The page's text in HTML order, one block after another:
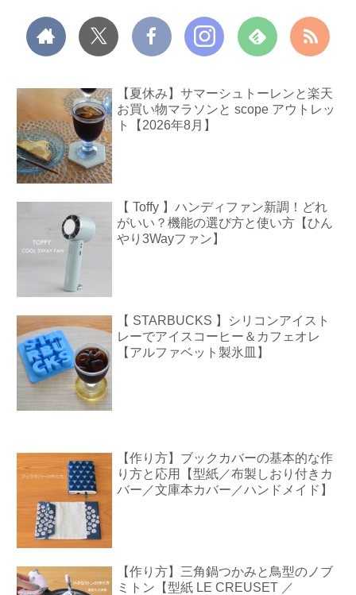
【夏休み】サマーシュトーレンと楽天
お買い物マラソンと scope アウトレッ
ト【2026年8月】
【 Toffy 】ハンディファン新調！どれ
がいい？機能の選び方と使い方【ひん
やり3Wayファン】
【 STARBUCKS 】シリコンアイスト
レーでアイスコーヒー＆カフェオレ
【アルファベット製氷皿】
【作り方】ブックカバーの基本的な作
り方と応用【型紙／布製しおり付きカ
バー／文庫本カバー／ハンドメイド】
【作り方】三角鍋つかみと鳥型のノブ
ミトン【型紙 LE CREUSET ／